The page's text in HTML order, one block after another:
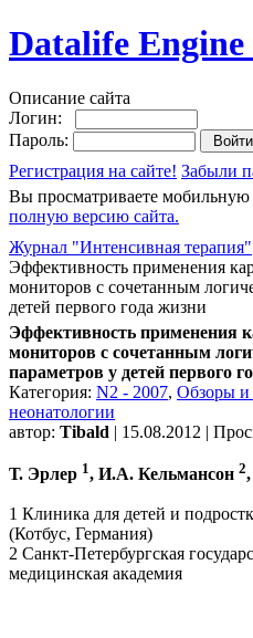
Datalife Engine
Описание сайта
Логин:
Пароль:
Регистрация на сайте! Забыли
Вы просматриваете мобильную
полную версию сайта.
Журнал "Интенсивная терапия"
Эффективность применения
мониторов с сочетанным
детей первого года жизни
Эффективность применения
мониторов с сочетанным
параметров у детей первого
Категория: N2 - 2007, Обзоры и
неонатологии
автор: Tibald | 15.08.2012 |
Т. Эрлер 1, И.А. Кельмансон 2
1 Клиника для детей и
(Котбус, Германия)
2 Санкт-Петербургская
медицинская академия